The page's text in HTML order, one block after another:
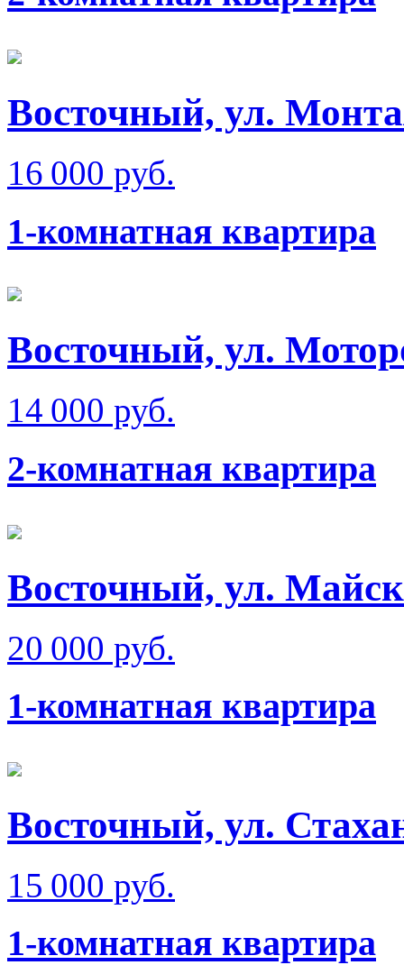
Восточный, ул.
16 000 руб.
1-комнатная квартира
Восточный, ул.
14 000 руб.
2-комнатная квартира
Восточный, ул.
20 000 руб.
1-комнатная квартира
Восточный, ул.
15 000 руб.
1-комнатная квартира